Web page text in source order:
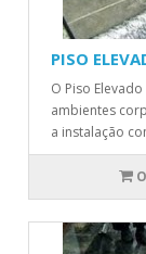
PISO
O Piso
ambientes
a instalação